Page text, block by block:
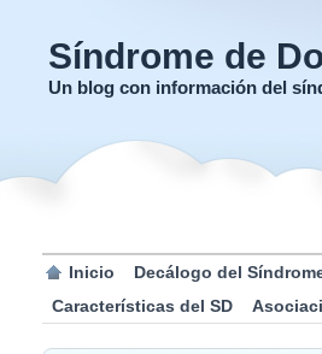
Síndrome de
Un blog con información del
Inicio Decálogo del
Características del SD